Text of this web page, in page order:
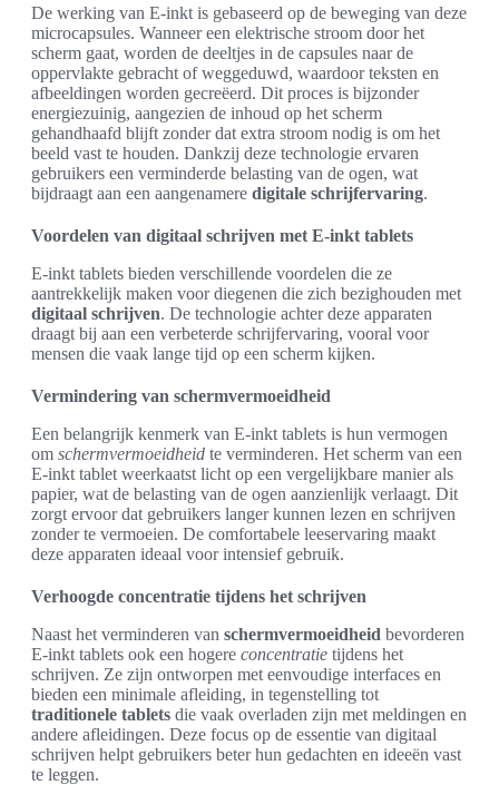
De werking van E-inkt is gebaseerd op de beweging van deze
microcapsules. Wanneer een elektrische stroom door het
scherm gaat, worden de deeltjes in de capsules naar de
oppervlakte gebracht of weggeduwd, waardoor teksten en
afbeeldingen worden gecreëerd. Dit proces is bijzonder
energiezuinig, aangezien de inhoud op het scherm
gehandhaafd blijft zonder dat extra stroom nodig is om het
beeld vast te houden. Dankzij deze technologie ervaren
gebruikers een verminderde belasting van de ogen, wat
bijdraagt aan een aangenamere digitale schrijfervaring.
Voordelen van digitaal schrijven met E-inkt tablets
E-inkt tablets bieden verschillende voordelen die ze
aantrekkelijk maken voor diegenen die zich bezighouden met
digitaal schrijven. De technologie achter deze apparaten
draagt bij aan een verbeterde schrijfervaring, vooral voor
mensen die vaak lange tijd op een scherm kijken.
Vermindering van schermvermoeidheid
Een belangrijk kenmerk van E-inkt tablets is hun vermogen
om schermvermoeidheid te verminderen. Het scherm van een
E-inkt tablet weerkaatst licht op een vergelijkbare manier als
papier, wat de belasting van de ogen aanzienlijk verlaagt. Dit
zorgt ervoor dat gebruikers langer kunnen lezen en schrijven
zonder te vermoeien. De comfortabele leeservaring maakt
deze apparaten ideaal voor intensief gebruik.
Verhoogde concentratie tijdens het schrijven
Naast het verminderen van schermvermoeidheid bevorderen
E-inkt tablets ook een hogere concentratie tijdens het
schrijven. Ze zijn ontworpen met eenvoudige interfaces en
bieden een minimale afleiding, in tegenstelling tot
traditionele tablets die vaak overladen zijn met meldingen en
andere afleidingen. Deze focus op de essentie van digitaal
schrijven helpt gebruikers beter hun gedachten en ideeën vast
te leggen.